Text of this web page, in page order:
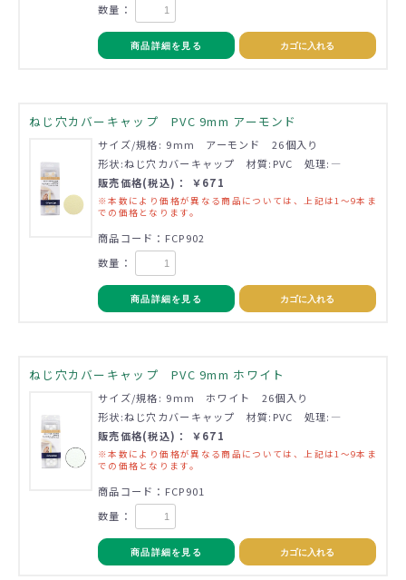
数量：
商品詳細を見る カゴに入れる
ねじ穴カバーキャップ PVC 9mm アーモンド
サイズ/規格: 9mm アーモンド 26個入り
形状:ねじ穴カバーキャップ 材質:PVC 処理:―
販売価格(税込)： ￥671
※本数により価格が異なる商品については、上記は1～9本ま
での価格となります。
商品コード：FCP902
数量：
商品詳細を見る カゴに入れる
ねじ穴カバーキャップ PVC 9mm ホワイト
サイズ/規格: 9mm ホワイト 26個入り
形状:ねじ穴カバーキャップ 材質:PVC 処理:―
販売価格(税込)： ￥671
※本数により価格が異なる商品については、上記は1～9本ま
での価格となります。
商品コード：FCP901
数量：
商品詳細を見る カゴに入れる